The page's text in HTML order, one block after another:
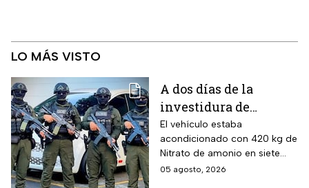
LO MÁS VISTO
A dos días de la
investidura de
Abelardo de la
Espriella, desactivan
autobús bomba cerca
de Cali
El vehículo estaba
acondicionado con 420 kg de
Nitrato de amonio en siete
cilindros y presuntamente lo
05 agosto, 2026